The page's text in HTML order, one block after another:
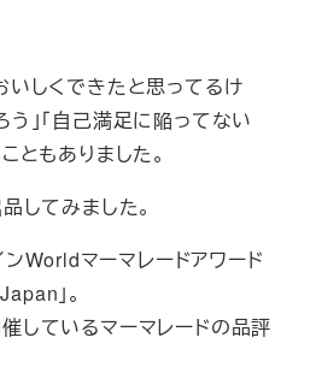
いしくできたと思ってるけ
」「自己満足に陥ってない
ともありました。
してみました。
Worldマーマレードアワード
」。
しているマーマレードの品評